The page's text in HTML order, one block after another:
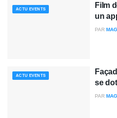
ACTU EVENTS
Film
un
PAR
ACTU EVENTS
se
PAR